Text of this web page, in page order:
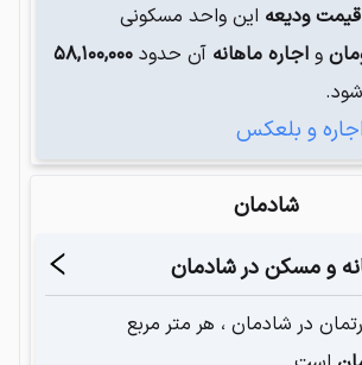
قیمت ودیعه این واحد مسکونی
و اجاره ماهانه آن حدود ۵۸,۱۰۰,۰۰۰
و بلعکس
شادمان
و مسکن درشادمان
در شادمان ، هر متر مربع